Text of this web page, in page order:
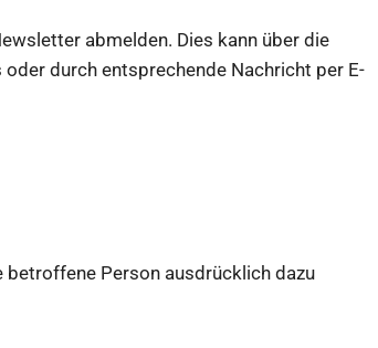
abmelden. Dies kann über die
durch entsprechende Nachricht per E-
Person ausdrücklich dazu